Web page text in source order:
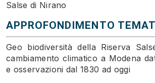
Salse di Nirano
APPROFONDIMENTO
Geo biodiversità della Riserva
cambiamento climatico a Modena
e osservazioni dal 1830 ad oggi